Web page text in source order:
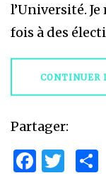
l’Université.
fois à des
CONTINUER
Partager: